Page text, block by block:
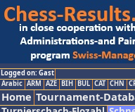
Logged on: Gast
Arabic ARM AZE BIH BUL CAT CHN
Home Tournament-